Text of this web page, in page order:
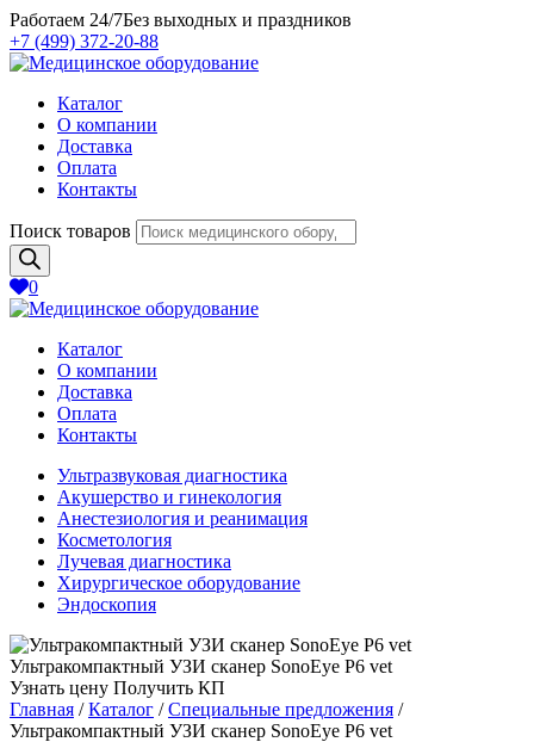
Работаем 24/7Без выходных и праздников
+7 (499) 372-20-88
Каталог
О компании
Доставка
Оплата
Контакты
Поиск товаров
0
Каталог
О компании
Доставка
Оплата
Контакты
Ультразвуковая диагностика
Акушерство и гинекология
Анестезиология и реанимация
Косметология
Лучевая диагностика
Хирургическое оборудование
Эндоскопия
Ультракомпактный УЗИ сканер SonoEye P6 vet
Узнать цену Получить КП
Главная /Каталог /Специальные предложения /
Ультракомпактный УЗИ сканер SonoEye P6 vet